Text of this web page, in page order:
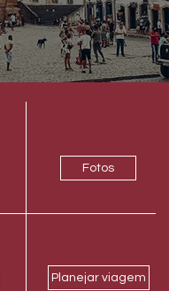
Fotos
Planejar viagem